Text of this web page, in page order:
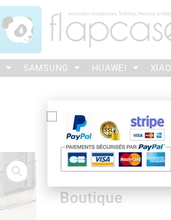
SAMSUNG HUAWEI
Des Centaines
Boutique